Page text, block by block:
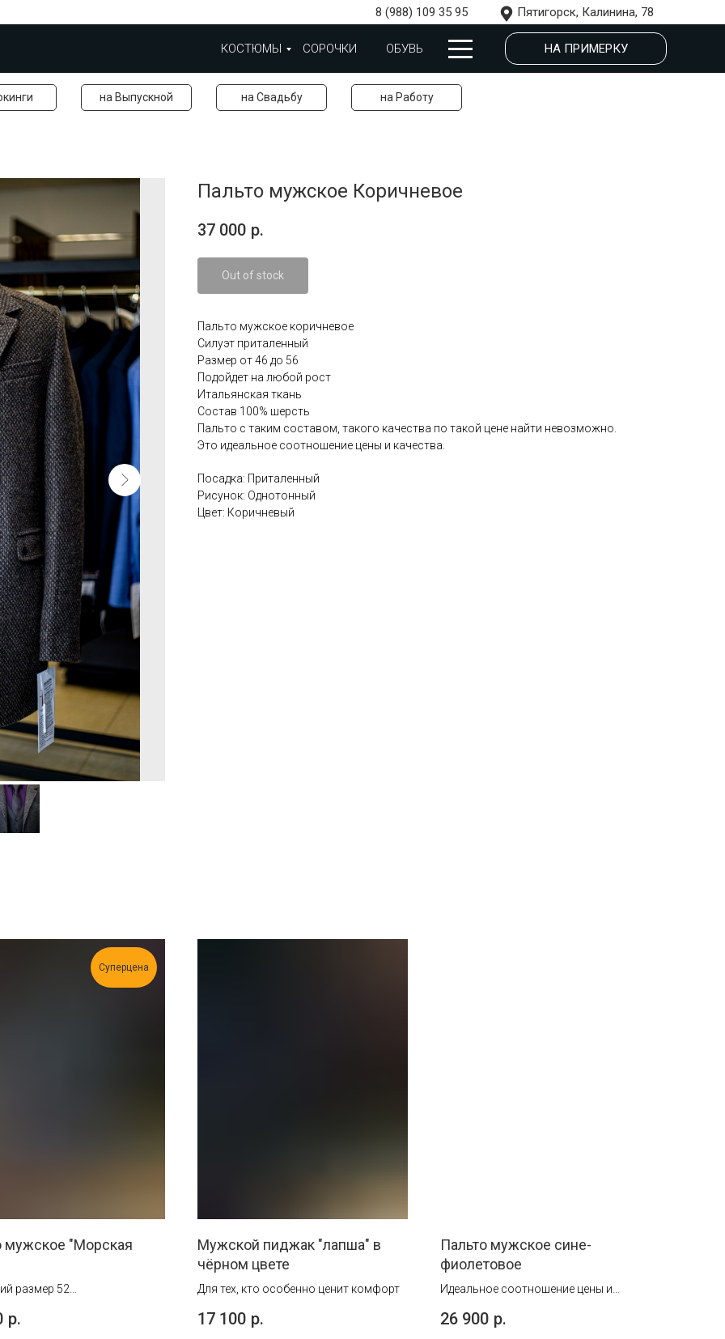
8 (988) 109 35 95 Пятигорск, Калинина, 78
КОСТЮМЫ СОРОЧКИ ОБУВЬ НА ПРИМЕРКУ
на Выпускной на Свадьбу на Работу
Пальто мужское Коричневое
37 000 р.
Out of stock
Пальто мужское коричневое
Силуэт приталенный
Размер от 46 до 56
Подойдет на любой рост
Итальянская ткань
Состав 100% шерсть
Пальто с таким составом, такого качества по такой цене найти невозможно.
Это идеальное соотношение цены и качества.
Посадка: Приталенный
Рисунок: Однотонный
Цвет: Коричневый
Суперцена
мужское "Морская
размер 52
р.
Мужской пиджак "лапша" в
чёрном цвете
Для тех, кто особенно ценит комфорт
17 100 р.
Пальто мужское сине-
фиолетовое
Идеальное соотношение цены и
70% шерсть
26 900 р.